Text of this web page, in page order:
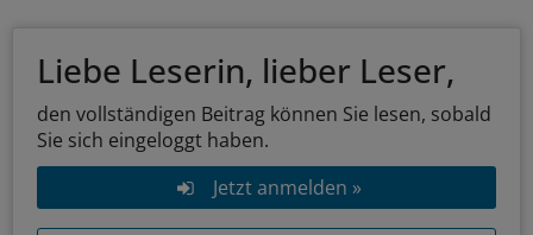
Liebe Leserin, lieber Leser,
den vollständigen Beitrag können Sie lesen, sobald
Sie sich eingeloggt haben.
Jetzt anmelden »